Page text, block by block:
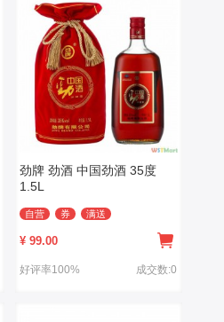
劲牌 劲酒 中国劲酒 35度
1.5L
自营 券 满送
¥99.00
好评率100% 成交数:0